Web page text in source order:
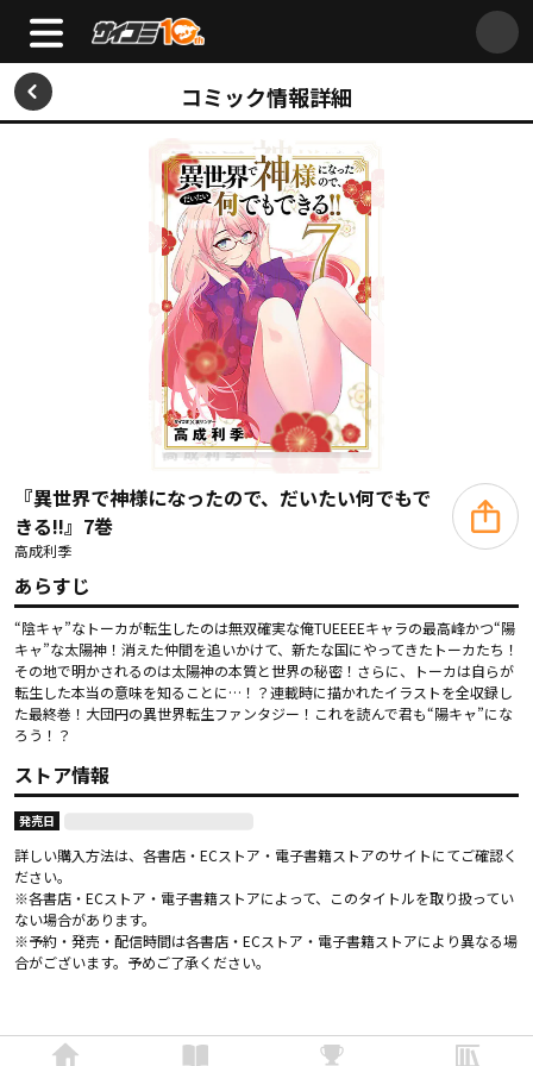
コミック情報詳細
『異世界で神様になったので、だいたい何でもで
きる!!』7巻
高成利季
あらすじ
“陰キャ”なトーカが転生したのは無双確実な俺TUEEEEキャラの最高峰かつ“陽
キャ”な太陽神！消えた仲間を追いかけて、新たな国にやってきたトーカたち！
その地で明かされるのは太陽神の本質と世界の秘密！さらに、トーカは自らが
転生した本当の意味を知ることに…！？連載時に描かれたイラストを全収録し
た最終巻！大団円の異世界転生ファンタジー！これを読んで君も“陽キャ”にな
ろう！？
ストア情報
発売日
詳しい購入方法は、各書店・ECストア・電子書籍ストアのサイトにてご確認く
ださい。
※各書店・ECストア・電子書籍ストアによって、このタイトルを取り扱ってい
ない場合があります。
※予約・発売・配信時間は各書店・ECストア・電子書籍ストアにより異なる場
合がございます。予めご了承ください。